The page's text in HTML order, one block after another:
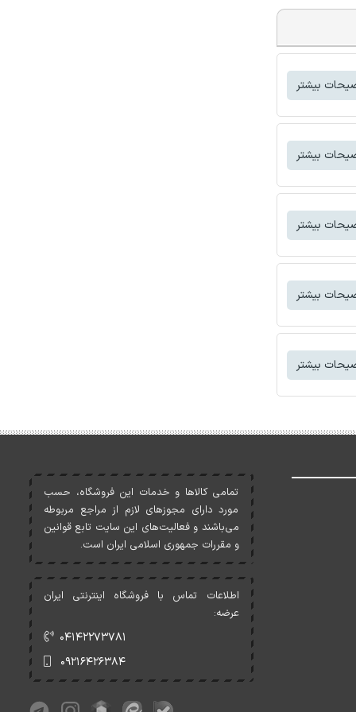
بیشتر
بیشتر
بیشتر
بیشتر
بیشتر
تمامی کالاها و خدمات اين فروشگاه، حسب
مورد دارای مجوزهای لازم از مراجع مربوطه
می‌باشند و فعاليت‌های اين سايت تابع قوانين
و مقررات جمهوری اسلامی ايران است.
اطلاعات تماس با فروشگاه اینترنتی ایران
عرضه:
۰۴۱۴۲۲۷۳۷۸۱
۰۹۲۱۶۴۲۶۳۸۴